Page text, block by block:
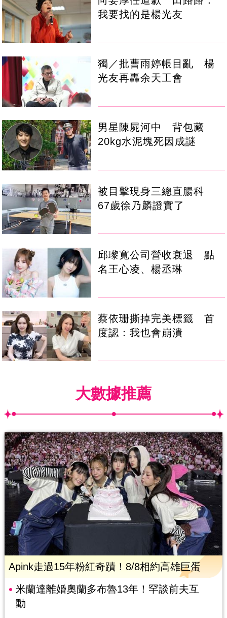
我要找的是楊光友
獨／批曹雨婷帳目亂 楊
光友再轟余天工會
男星陳屍河中 背包藏
20kg水泥塊死因成謎
被目擊現身三總直腸科
67歲徐乃麟證實了
邱瓈寬公司營收衰退 點
名王心凌、楊丞琳
蔡依珊撕掉完美標籤 首
度認：我也會崩潰
大數據推薦
Apink走過15年粉紅奇蹟！8/8相約高雄巨蛋
米蘭達離婚奧蘭多布魯13年！罕談前夫互
動